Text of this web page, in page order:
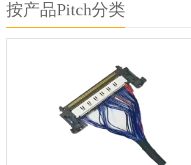
按产品Pitch分类